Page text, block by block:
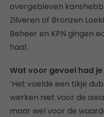
overgebleven
Zilveren of Bronzen
Beheer en KPN gingen
haal.
Wat voor gevoel had
‘Het voelde een tikje
werken niet voor de
maar wel voor de